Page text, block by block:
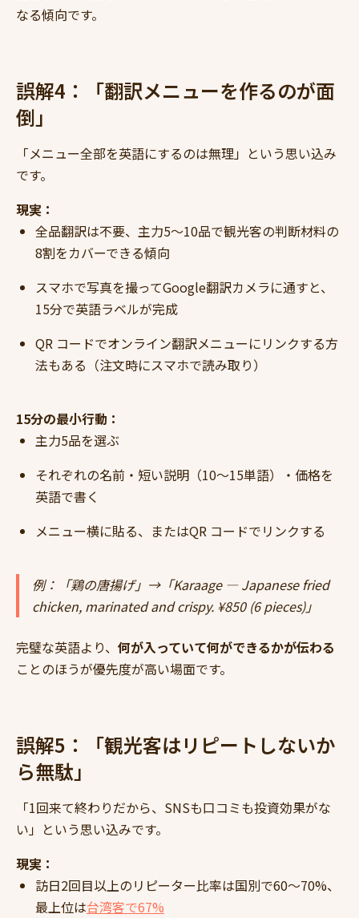
なる傾向です。
誤解4：「翻訳メニューを作るのが面
倒」
「メニュー全部を英語にするのは無理」という思い込み
です。
現実：
全品翻訳は不要、主力5〜10品で観光客の判断材料の
8割をカバーできる傾向
スマホで写真を撮ってGoogle翻訳カメラに通すと、
15分で英語ラベルが完成
QR コードでオンライン翻訳メニューにリンクする方
法もある（注文時にスマホで読み取り）
15分の最小行動：
主力5品を選ぶ
それぞれの名前・短い説明（10〜15単語）・価格を
英語で書く
メニュー横に貼る、またはQR コードでリンクする
例：「鶏の唐揚げ」→「Karaage — Japanese fried
chicken, marinated and crispy. ¥850 (6 pieces)」
完璧な英語より、 何が入っていて何ができるかが伝わる
ことのほうが優先度が高い場面です。
誤解5：「観光客はリピートしないか
ら無駄」
「1回来て終わりだから、SNSも口コミも投資効果がな
い」という思い込みです。
現実：
訪日2回目以上のリピーター比率は国別で60〜70%、
最上位は台湾客で67%